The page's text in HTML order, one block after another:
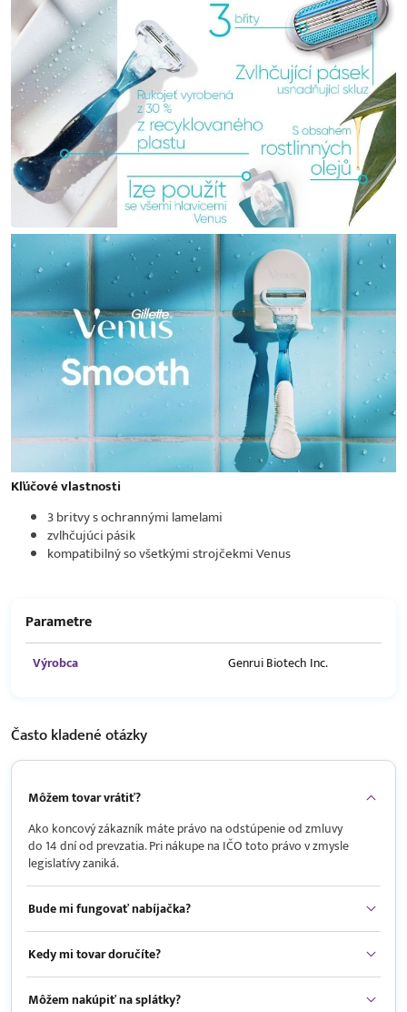
Kľúčové vlastnosti
3 britvy s ochrannými lamelami
zvlhčujúci pásik
kompatibilný so všetkými strojčekmi Venus
Parametre
Výrobca Genrui Biotech Inc.
Často kladenéotázky
Môžem tovar vrátiť?
Ako koncový zákazník máte právo na odstúpenie od zmluvy
do 14 dní od prevzatia. Pri nákupe na IČO toto právo v zmysle
legislatívy zaniká.
Bude mi fungovať nabíjačka?
Kedy mi tovar doručíte?
Môžem nakúpiť na splátky?